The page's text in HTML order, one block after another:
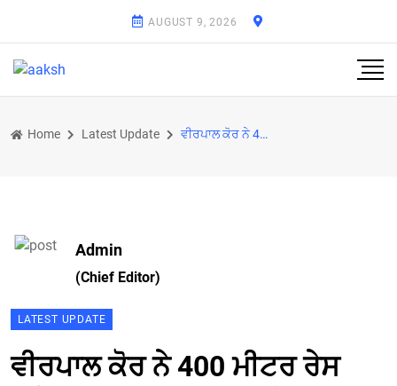
AUGUST 9, 2026
Home Latest Update ਵੀਰਪਾਲ ਕੋਰ ਨੇ 400 ਮੀਟਰ ਰੇਸ ਪਹਿਲਾਂ ਸਥਾਨ ਹਾਸਲ ਕਰਕੇ ਕਰਦਿਆ ਜਿੱਤਿਆ ਗੋਲਡ ਮੈਡਲ
Admin
(Chief Editor)
LATEST UPDATE
ਵੀਰਪਾਲ ਕੋਰ ਨੇ 400 ਮੀਟਰ ਰੇਸ